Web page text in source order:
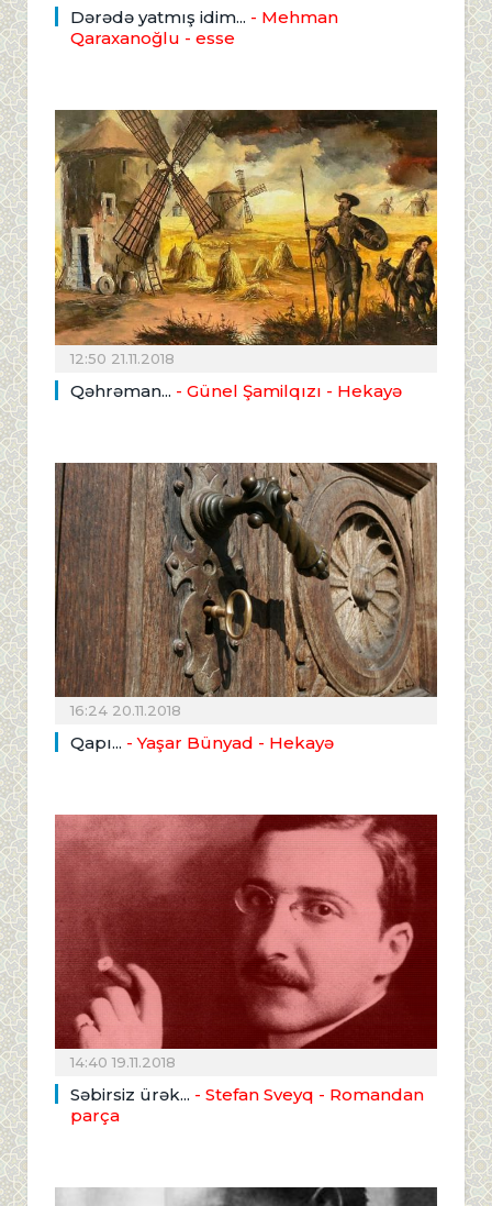
Dərədə yatmış idim... - Mehman
Qaraxanoğlu - esse
12:50 21.11.2018
Qəhrəman... - Günel Şamilqızı - Hekayə
16:24 20.11.2018
Qapı... - Yaşar Bünyad - Hekayə
14:40 19.11.2018
Səbirsiz ürək... - Stefan Sveyq - Romandan
parça